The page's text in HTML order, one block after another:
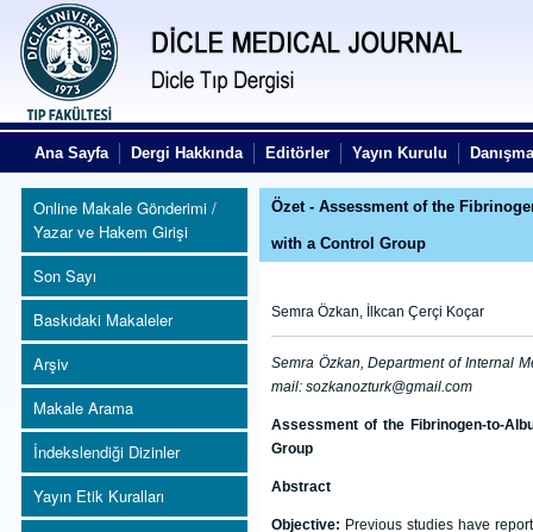
Ana Sayfa Dergi Hakkında Editörler Yayın Kurulu
Online Makale Gönderimi /
Yazar ve Hakem Girişi
Son Sayı
Baskıdaki Makaleler
Arşiv
Makale Arama
İndekslendiği Dizinler
Yayın Etik Kuralları
Özet - Assessment of the
with a Control Group
Semra Özkan, İlkcan Çerçi Koçar
Semra Özkan, Department of Internal
mail: sozkanozturk@gmail.com
Assessment of the Fibrinogen-to-
Group
Abstract
Objective: Previous studies have